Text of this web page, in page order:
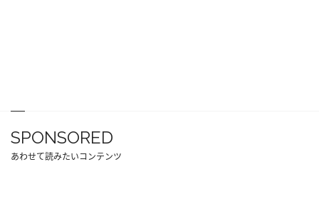
SPONSORED
あわせて読みたいコンテンツ